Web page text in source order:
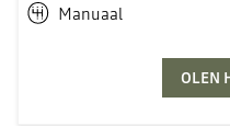
Manuaal
OLEN